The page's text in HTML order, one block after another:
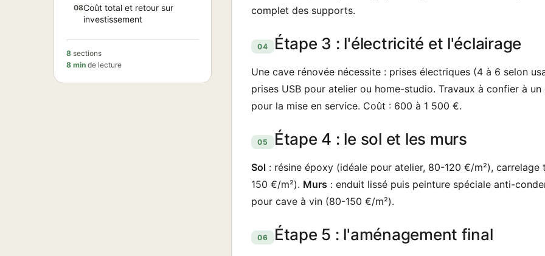
08Coût total et retour sur
investissement
8 sections
8 min de lecture
complet des supports.
04 Étape 3 : l'électricité et l'éclairage
Une cave rénovée nécessite : prises électriques (4 à 6 selon
prises USB pour atelier ou home-studio. Travaux à confier à
pour la mise en service. Coût : 600 à 1 500 €.
05 Étape 4 : le sol et les murs
Sol : résine époxy (idéale pour atelier, 80-120 €/m²),
150 €/m²). Murs : enduit lissé puis peinture spéciale anti-
pour cave à vin (80-150 €/m²).
06 Étape 5 : l'aménagement final